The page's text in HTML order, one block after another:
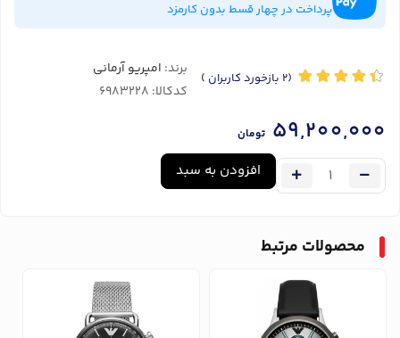
پرداخت در چهار قسط بدون کارمزد
(2 بازخورد کاربران ) برند: امپریو آرمانی
کدکالا:
59,200,000 تومان
افزودن به سبد
محصولات مرتبط